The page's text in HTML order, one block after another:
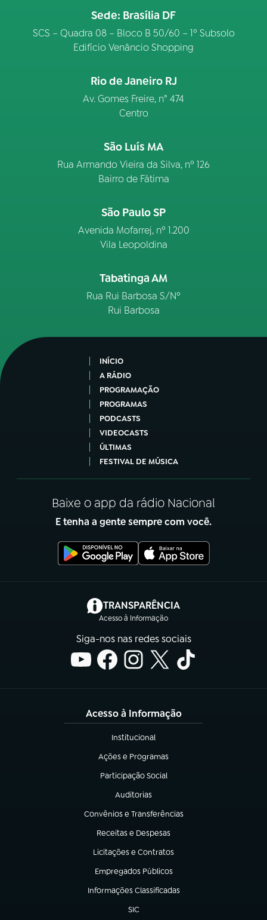
Sede: Brasília DF
SCS – Quadra 08 – Bloco B 50/60 – 1º Subsolo
Edifício Venâncio Shopping
Rio de Janeiro RJ
Av. Gomes Freire, n° 474
Centro
São Luís MA
Rua Armando Vieira da Silva, nº 126
Bairro de Fátima
São Paulo SP
Avenida Mofarrej, nº 1.200
Vila Leopoldina
Tabatinga AM
Rua Rui Barbosa S/Nº
Rui Barbosa
INÍCIO
A RÁDIO
PROGRAMAÇÃO
PROGRAMAS
PODCASTS
VIDEOCASTS
ÚLTIMAS
FESTIVAL DE MÚSICA
Baixe o app da rádio Nacional
E tenha a gente sempre com você.
TRANSPARÊNCIA
Acesso à Informação
(abre em nova aba)
Siga-nos nas redes sociais
Acesso à Informação
Institucional
(abre em nova aba)
Ações e Programas
(abre em nova aba)
Participação Social
(abre em nova aba)
Auditorias
(abre em nova aba)
Convênios e Transferências
(abre em nova aba)
Receitas e Despesas
(abre em nova aba)
Licitações e Contratos
(abre em nova aba)
Empregados Públicos
(abre em nova aba)
Informações Classificadas
(abre em nova aba)
SIC
(abre em nova aba)